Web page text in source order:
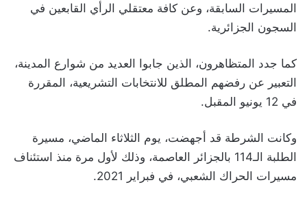
المسيرات السابقة، وعن كافة معتقلي الرأي القابعين في
السجون الجزائرية.
كما جدد المتظاهرون، الذين جابوا العديد من شوارع المدينة،
التعبير عن رفضهم المطلق للانتخابات التشريعية، المقررة
في 12 يونيو المقبل.
وكانت الشرطة قد أجهضت، يوم الثلاثاء الماضي، مسيرة
الطلبة الـ114 بالجزائر العاصمة، وذلك لأول مرة منذ استئناف
مسيرات الحراك الشعبي، في فبراير 2021.